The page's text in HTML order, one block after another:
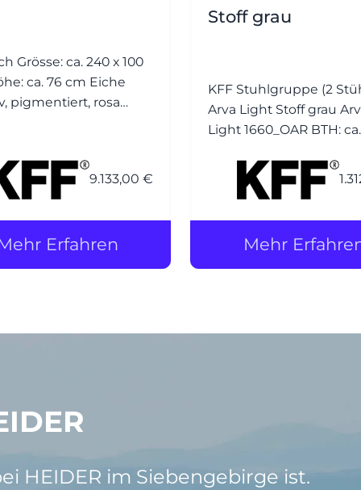
x 100
pigmentiert, rosa
M23
9.133,00 €
Erfahren
Stoff grau
KFF Stuhlgruppe (2
Arva Light Stoff grau
Light 1660_OAR BTH:
(PG1) plumb 168
Stoff Seven (PG1)
Struktur anthrazit
Mehr
HEIDER im Siebengebirge ist.